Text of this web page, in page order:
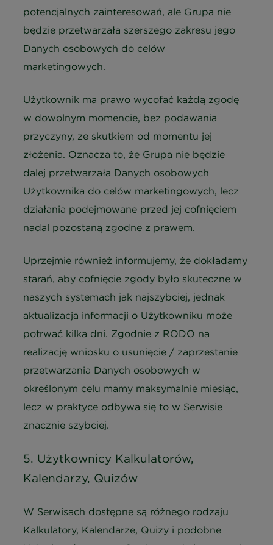
potencjalnych zainteresowań, ale Grupa nie
będzie przetwarzała szerszego zakresu jego
Danych osobowych do celów
marketingowych.
Użytkownik ma prawo wycofać każdą zgodę
w dowolnym momencie, bez podawania
przyczyny, ze skutkiem od momentu jej
złożenia. Oznacza to, że Grupa nie będzie
dalej przetwarzała Danych osobowych
Użytkownika do celów marketingowych, lecz
działania podejmowane przed jej cofnięciem
nadal pozostaną zgodne z prawem.
Uprzejmie również informujemy, że dokładamy
starań, aby cofnięcie zgody było skuteczne w
naszych systemach jak najszybciej, jednak
aktualizacja informacji o Użytkowniku może
potrwać kilka dni. Zgodnie z RODO na
realizację wniosku o usunięcie / zaprzestanie
przetwarzania Danych osobowych w
określonym celu mamy maksymalnie miesiąc,
lecz w praktyce odbywa się to w Serwisie
znacznie szybciej.
5. Użytkownicy Kalkulatorów,
Kalendarzy, Quizów
W Serwisach dostępne są różnego rodzaju
Kalkulatory, Kalendarze, Quizy i podobne